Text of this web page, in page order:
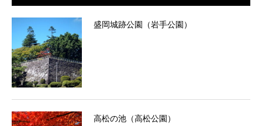
盛岡城跡公園（岩手公園）
高松の池（高松公園）